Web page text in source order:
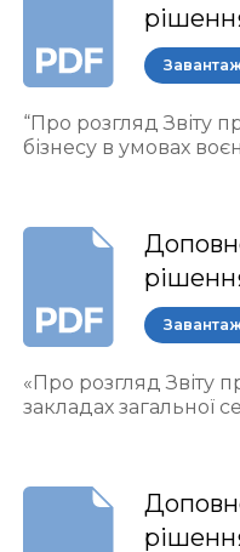
“Про розгляд Звіту
бізнесу в умовах
«Про розгляд Звіту
закладах загальної